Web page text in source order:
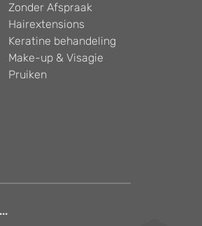
Zonder Afspraak
Hairextensions
Keratine behandeling
Make-up & Visagie
Pruiken